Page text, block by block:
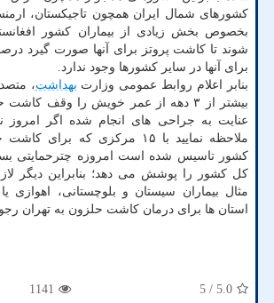
کشورهای شمال ایران همچون تاجیکستان،
بخصوص بخش زیادی از بیماران کشور
شوند تا کاشت پروتز برای آنها صورت گیرد
برای آنها در سایر کشورها وجود ندارد.
بنابر اعلام روابط عمومی وزارت بهداشت،
بیشتر از ۳ دهه از عمر خویش را وقف
عنایت به جراحی های انجام شده اگر
ملاحظه نمایید با ۱۵ مرکزی که
کشور تاسیس شده است امروزه چترحمایتی
کل کشور را پوشش می دهد؛ بنابراین دیگر
مثال بیماران سیستان و بلوچستانی، اهوازی یا
استان ها برای درمان کاشت حلزون به تهران
5.0
/ 5
1141